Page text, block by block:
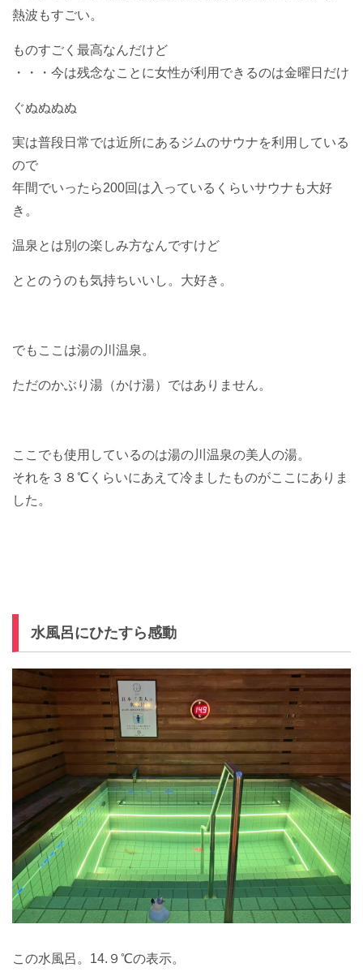
熱波もすごい。
ものすごく最高なんだけど
・・・今は残念なことに女性が利用できるのは金曜日だけ
ぐぬぬぬぬ
実は普段日常では近所にあるジムのサウナを利用している
ので
年間でいったら200回は入っているくらいサウナも大好
き。
温泉とは別の楽しみ方なんですけど
ととのうのも気持ちいいし。大好き。
でもここは湯の川温泉。
ただのかぶり湯（かけ湯）ではありません。
ここでも使用しているのは湯の川温泉の美人の湯。
それを３８℃くらいにあえて冷ましたものがここにありま
した。
水風呂にひたすら感動
この水風呂。14.９℃の表示。